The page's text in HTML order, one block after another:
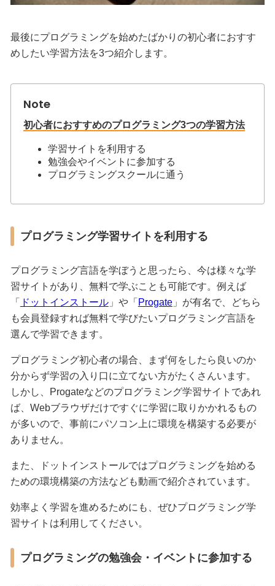
最後にプログラミングを始めたばかりの初心者におすす
めしたい学習方法を3つ紹介します。
初心者におすすめのプログラミング3つの学習方法
学習サイトを利用する
勉強会やイベントに参加する
プログラミングスクールに通う
プログラミング学習サイトを利用する
プログラミング言語を学ぼうと思ったら、今は様々な学
習サイトがあり、無料で学ぶことも可能です。例えば
「
ドットインストール」や「 Progate」が有名で、どちら
も会員登録すれば無料で学びたいプログラミング言語を
選んで学習できます。
プログラミング初心者の場合、まず何をしたら良いのか
分からず学習の入り口に立てない方がたくさんいます。
しかし、Progateなどのプログラミング学習サイトであれ
ば、Webブラウザだけですぐに学習に取りかかれるもの
が多いので、事前にパソコン上に環境を構築する必要が
ありません。
また、ドットインストールではプログラミングを始める
ための環境構築の方法なども動画で紹介されています。
効率よく学習を進めるためにも、ぜひプログラミング学
習サイトは利用してください。
プログラミングの勉強会・イベントに参加する